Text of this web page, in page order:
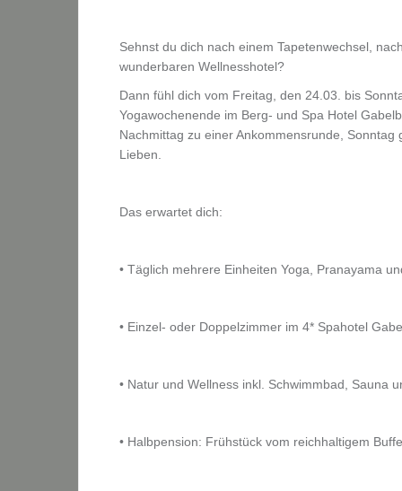
Sehnst du dich nach einem Tapetenwechsel,
wunderbaren Wellnesshotel?
Dann fühl dich vom Freitag, den 24.03. bis
Yogawochenende im Berg- und Spa Hotel
Nachmittag zu einer Ankommensrunde,
Lieben.
Das erwartet dich:
• Täglich mehrere Einheiten Yoga, Pranayama
• Einzel- oder Doppelzimmer im 4* Spahotel
• Natur und Wellness inkl. Schwimmbad, Sauna
• Halbpension: Frühstück vom reichhaltigem